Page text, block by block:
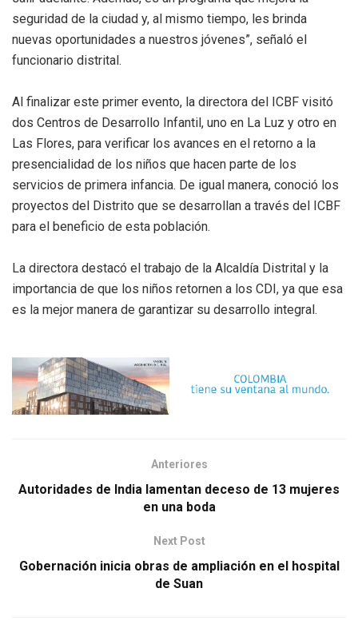
seguridad de la ciudad y, al mismo tiempo, les brinda
nuevas oportunidades a nuestros jóvenes”, señaló el
funcionario distrital.
Al finalizar este primer evento, la directora del ICBF visitó
dos Centros de Desarrollo Infantil, uno en La Luz y otro en
Las Flores, para verificar los avances en el retorno a la
presencialidad de los niños que hacen parte de los
servicios de primera infancia. De igual manera, conoció los
proyectos del Distrito que se desarrollan a través del ICBF
para el beneficio de esta población.
La directora destacó el trabajo de la Alcaldía Distrital y la
importancia de que los niños retornen a los CDI, ya que esa
es la mejor manera de garantizar su desarrollo integral.
Anteriores
Autoridades de India lamentan deceso de 13 mujeres
en una boda
Next Post
Gobernación inicia obras de ampliación en el hospital
de Suan